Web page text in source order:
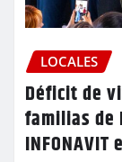
LOCALES
Déficit de
familias de